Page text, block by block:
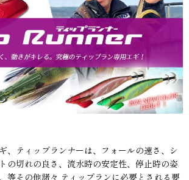
、ティップランナーは、フォールの速さ、シ
の切れの良さ、流水時の安定性、停止時の姿
等その他諸々 ティップランに必要とされる要